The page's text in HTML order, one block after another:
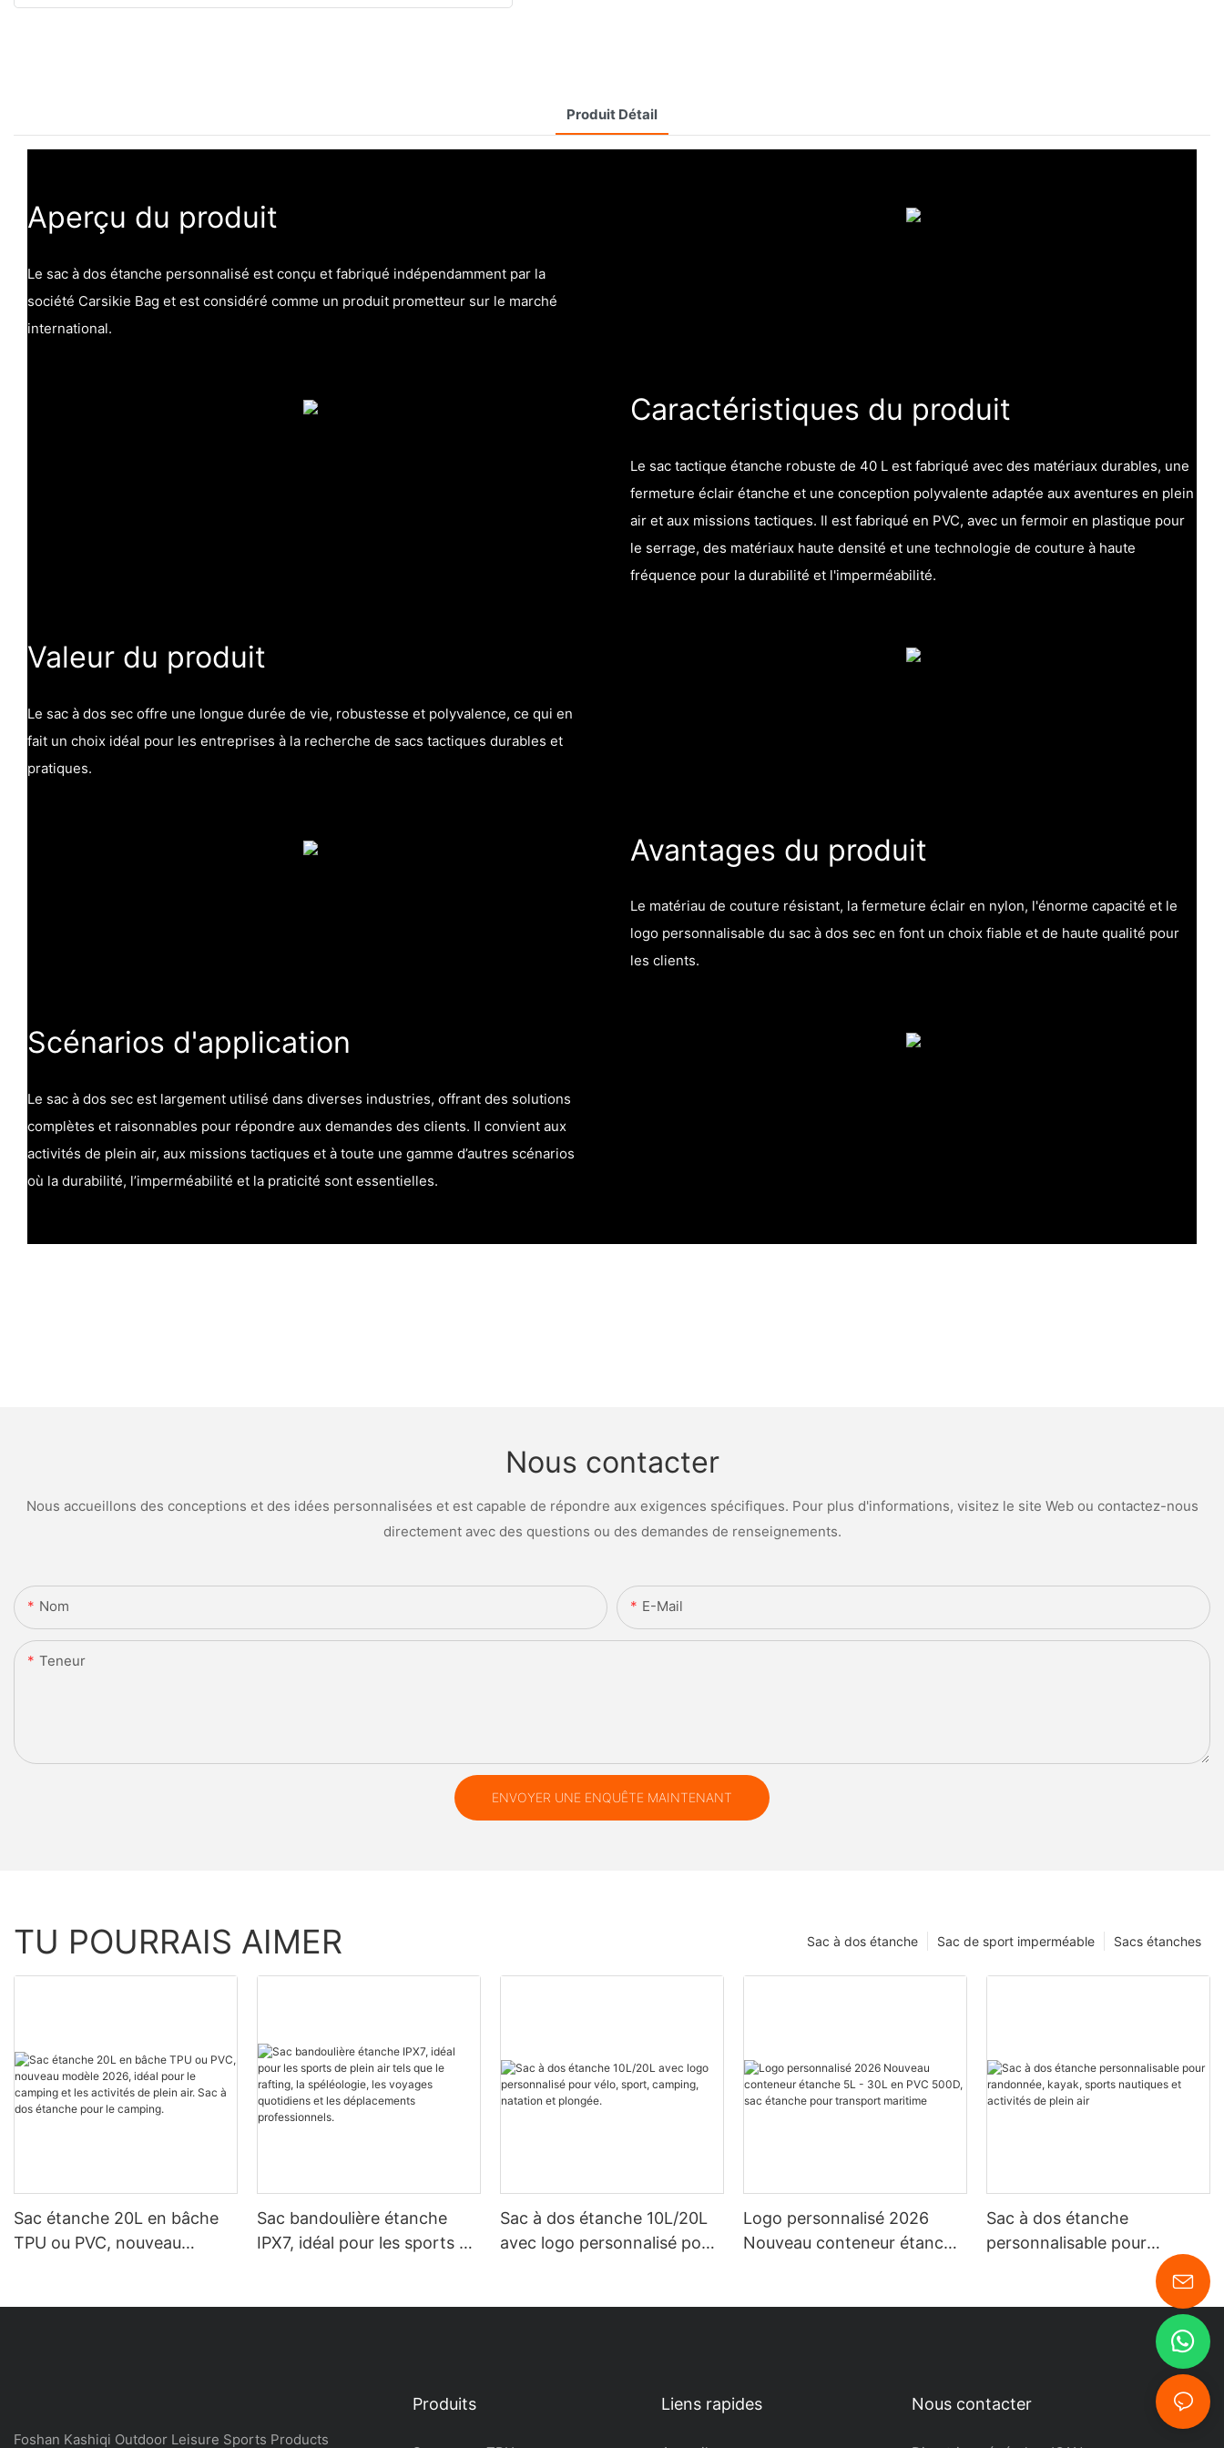
Produit Détail
Aperçu du produit
Le sac à dos étanche personnalisé est conçu et fabriqué indépendamment par la
société Carsikie Bag et est considéré comme un produit prometteur sur le marché
international.
Caractéristiques du produit
Le sac tactique étanche robuste de 40 L est fabriqué avec des matériaux durables, une
fermeture éclair étanche et une conception polyvalente adaptée aux aventures en plein
air et aux missions tactiques. Il est fabriqué en PVC, avec un fermoir en plastique pour
le serrage, des matériaux haute densité et une technologie de couture à haute
fréquence pour la durabilité et l'imperméabilité.
Valeur du produit
Le sac à dos sec offre une longue durée de vie, robustesse et polyvalence, ce qui en
fait un choix idéal pour les entreprises à la recherche de sacs tactiques durables et
pratiques.
Avantages du produit
Le matériau de couture résistant, la fermeture éclair en nylon, l'énorme capacité et le
logo personnalisable du sac à dos sec en font un choix fiable et de haute qualité pour
les clients.
Scénarios d'application
Le sac à dos sec est largement utilisé dans diverses industries, offrant des solutions
complètes et raisonnables pour répondre aux demandes des clients. Il convient aux
activités de plein air, aux missions tactiques et à toute une gamme d’autres scénarios
où la durabilité, l’imperméabilité et la praticité sont essentielles.
Nous contacter
Nous accueillons des conceptions et des idées personnalisées et est capable de répondre aux exigences spécifiques. Pour plus d'informations, visitez le site Web ou contactez-nous
directement avec des questions ou des demandes de renseignements.
Nom E-Mail
Teneur
ENVOYER UNE ENQUÊTE MAINTENANT
TU POURRAIS AIMER Sacs étanches
Sac de sport imperméable
Sac à dos étanche
Sac étanche 20L en bâche
TPU ou PVC, nouveau
Sac bandoulière étanche
IPX7, idéal pour les sports de
Sac à dos étanche 10L/20L
avec logo personnalisé pour
Logo personnalisé 2026
Nouveau conteneur étanche
Sac à dos étanche
personnalisable pour
randonnée, kayak, sports
nautiques et activités de
Foshan Kashiqi Outdoor Leisure Sports Products
Produits Liens rapides Nous contacter